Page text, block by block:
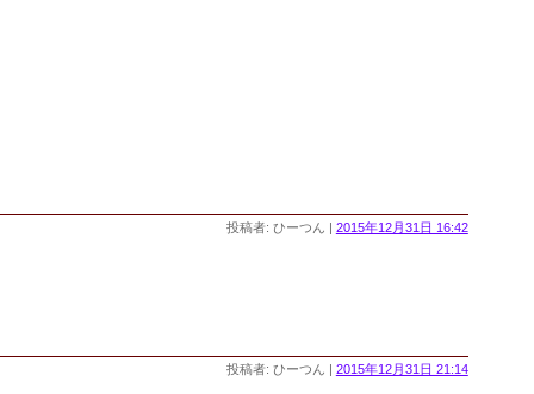
投稿者: ひーつん | 2015年12月31日 16:42
投稿者: ひーつん | 2015年12月31日 21:14